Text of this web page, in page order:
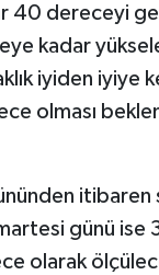
40 dereceyi
kadar
iyiden iyiye
olması
günü ise
olarak